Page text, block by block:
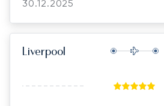
30.12.2025
Liverpool